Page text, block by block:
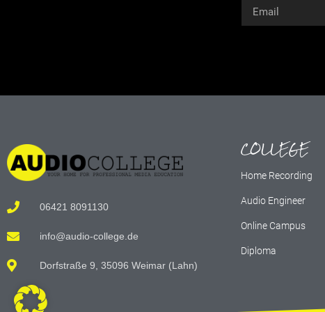
06421 8091130
info@audio-college.de
Dorfstraße 9, 35096 Weimar (Lahn)
COLLEGE
Home Recording
Audio Engineer
Online Campus
Diploma